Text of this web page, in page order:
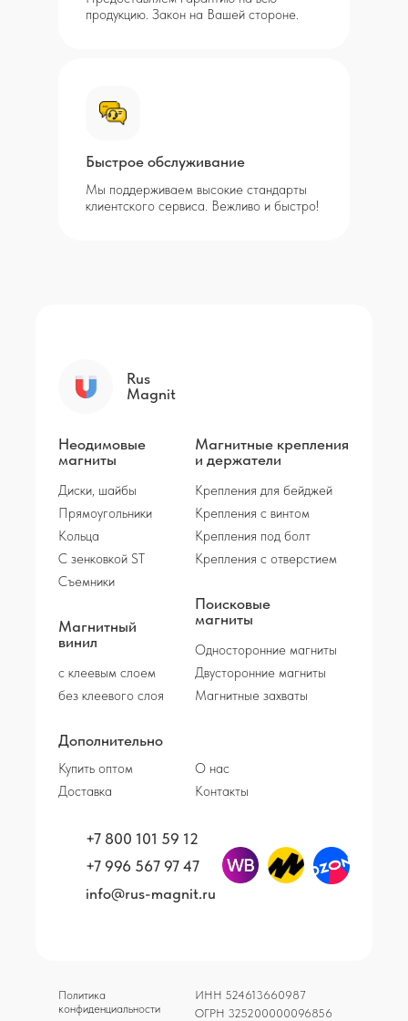
продукцию. Закон на Вашей стороне.
Быстрое обслуживание
Мы поддерживаем высокие стандарты
клиентского сервиса. Вежливо и быстро!
Rus
Magnit
Неодимовые
магниты
Диски, шайбы
Прямоугольники
Кольца
С зенковкой ST
Съемники
Магнитные крепления
и держатели
Крепления для бейджей
Крепления с винтом
Крепления под болт
Крепления с отверстием
Магнитный
винил
с клеевым слоем
без клеевого слоя
Поисковые
магниты
Односторонние магниты
Двусторонние магниты
Магнитные захваты
Дополнительно
Купить оптом
Доставка
О нас
Контакты
+7 800 101 59 12
ИНН 524613660987
ОГРН 325200000096856
Политика
конфиденциальности
info@rus-magnit.ru
+7 996 567 97 47